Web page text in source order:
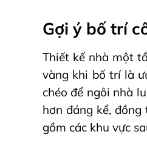
Gợi ý bố trí
Thiết kế nhà một
vàng khi bố trí là
chéo để ngôi nhà
hơn đáng kể,
gồm các khu vực